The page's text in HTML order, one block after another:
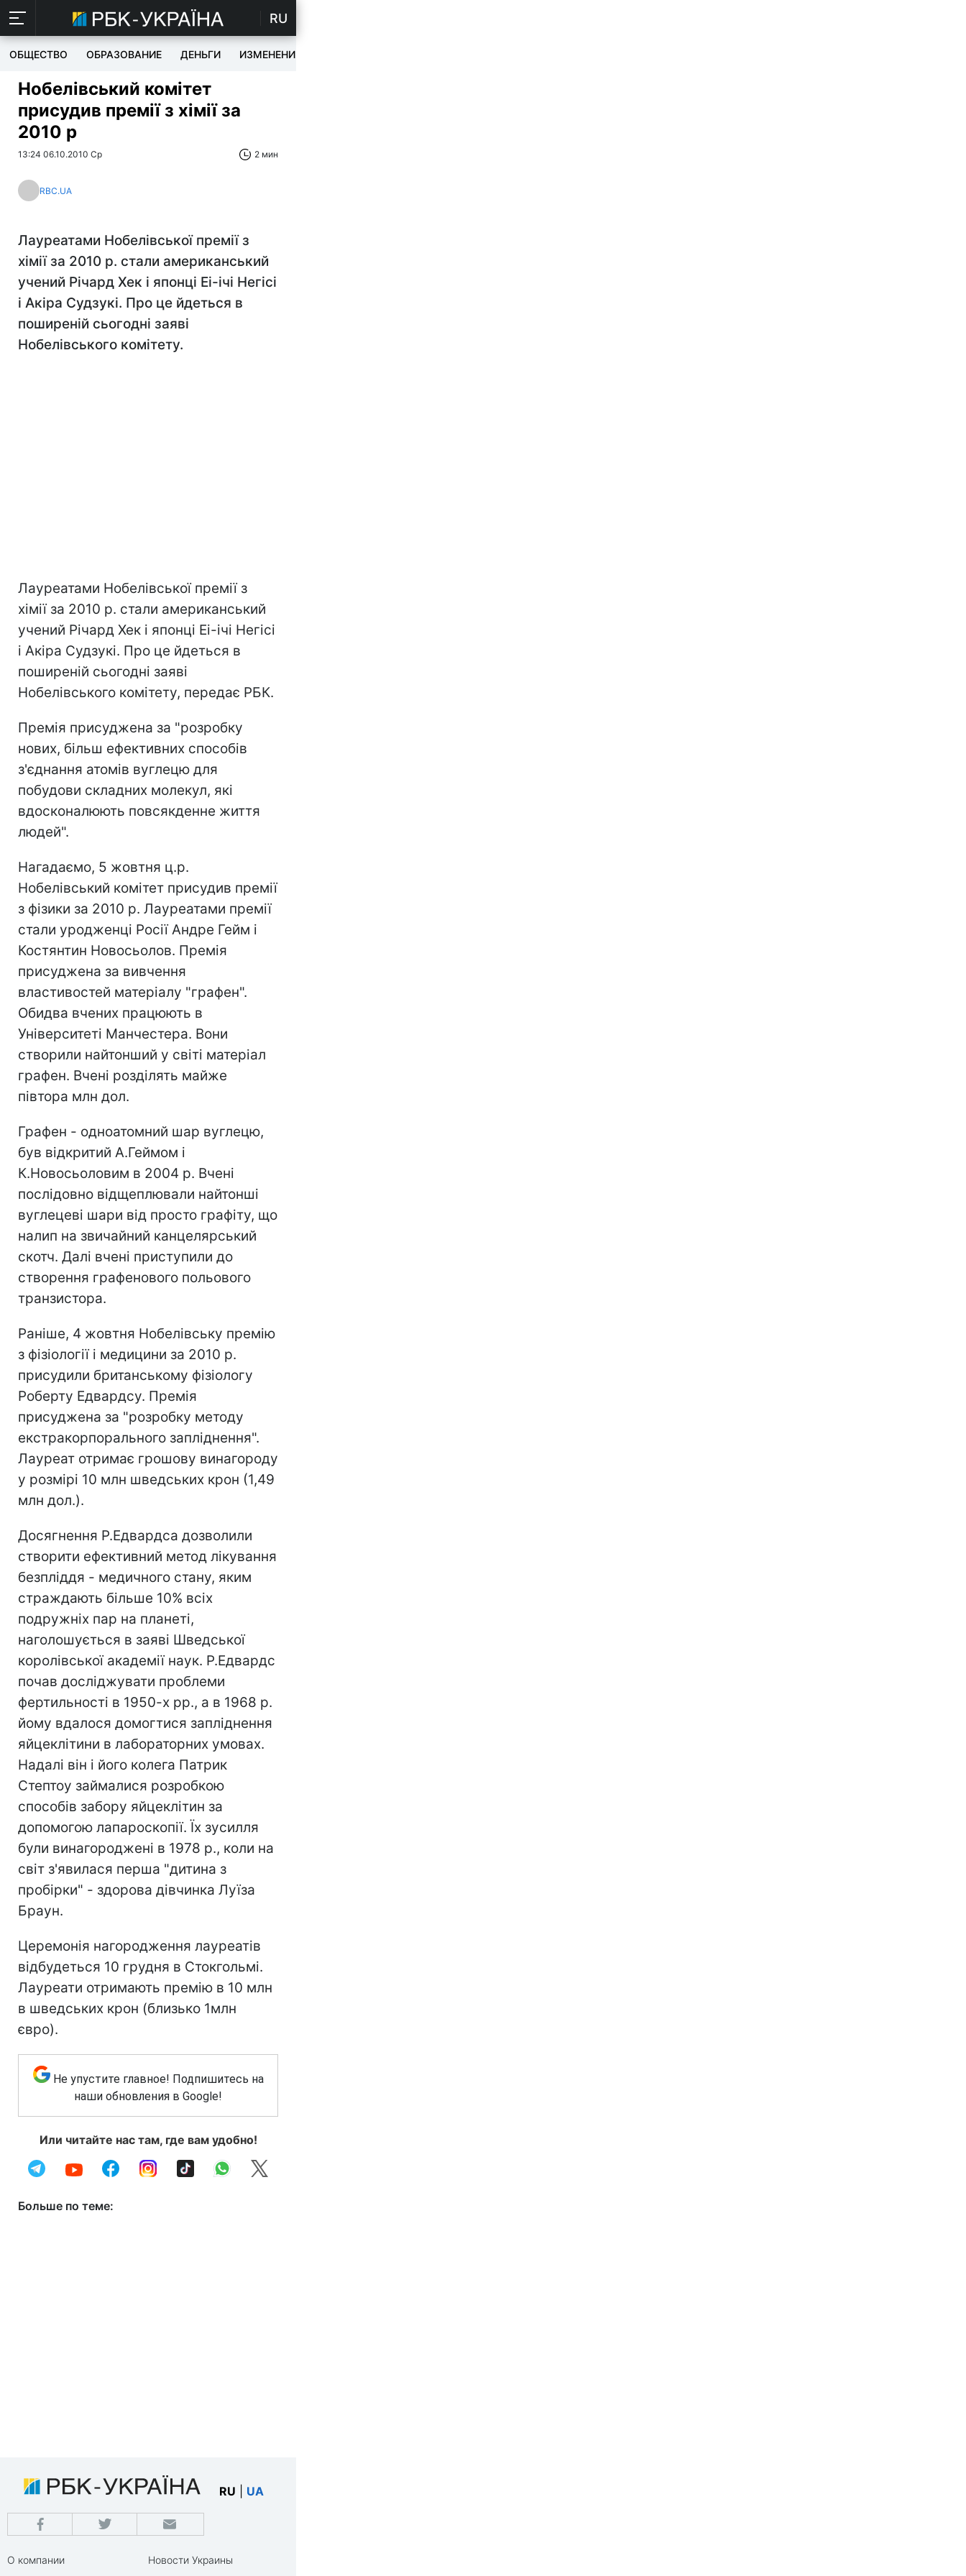
RU
ОБЩЕСТВО ОБРАЗОВАНИЕ ДЕНЬГИ ИЗМЕНЕНИЯ
Нобелівський комітет
присудив премії з хімії за
2010 р
13:24 06.10.2010 Ср 2 мин
RBC.UA
Лауреатами Нобелівської премії з
хімії за 2010 р. стали американський
учений Річард Хек і японці Еі-ічі Негісі
і Акіра Судзукі. Про це йдеться в
поширеній сьогодні заяві
Нобелівського комітету.
Лауреатами Нобелівської премії з
хімії за 2010 р. стали американський
учений Річард Хек і японці Еі-ічі Негісі
і Акіра Судзукі. Про це йдеться в
поширеній сьогодні заяві
Нобелівського комітету, передає РБК.
Премія присуджена за "розробку
нових, більш ефективних способів
з'єднання атомів вуглецю для
побудови складних молекул, які
вдосконалюють повсякденне життя
людей".
Нагадаємо, 5 жовтня ц.р.
Нобелівський комітет присудив премії
з фізики за 2010 р. Лауреатами премії
стали уродженці Росії Андре Гейм і
Костянтин Новосьолов. Премія
присуджена за вивчення
властивостей матеріалу "графен".
Обидва вчених працюють в
Університеті Манчестера. Вони
створили найтонший у світі матеріал
графен. Вчені розділять майже
півтора млн дол.
Графен - одноатомний шар вуглецю,
був відкритий А.Геймом і
К.Новосьоловим в 2004 р. Вчені
послідовно відщеплювали найтонші
вуглецеві шари від просто графіту, що
налип на звичайний канцелярський
скотч. Далі вчені приступили до
створення графенового польового
транзистора.
Раніше, 4 жовтня Нобелівську премію
з фізіології і медицини за 2010 р.
присудили британському фізіологу
Роберту Едвардсу. Премія
присуджена за "розробку методу
екстракорпорального запліднення".
Лауреат отримає грошову винагороду
у розмірі 10 млн шведських крон (1,49
млн дол.).
Досягнення Р.Едвардса дозволили
створити ефективний метод лікування
безпліддя - медичного стану, яким
страждають більше 10% всіх
подружніх пар на планеті,
наголошується в заяві Шведської
королівської академії наук. Р.Едвардс
почав досліджувати проблеми
фертильності в 1950-х рр., а в 1968 р.
йому вдалося домогтися запліднення
яйцеклітини в лабораторних умовах.
Надалі він і його колега Патрик
Стептоу займалися розробкою
способів забору яйцеклітин за
допомогою лапароскопії. Їх зусилля
були винагороджені в 1978 р., коли на
світ з'явилася перша "дитина з
пробірки" - здорова дівчинка Луїза
Браун.
Церемонія нагородження лауреатів
відбудеться 10 грудня в Стокгольмі.
Лауреати отримають премію в 10 млн
в шведських крон (близько 1млн
євро).
Не упустите главное! Подпишитесь на
наши обновления в Google!
Или читайте нас там, где вам удобно!
Больше по теме:
RU UA
О компании Новости Украины